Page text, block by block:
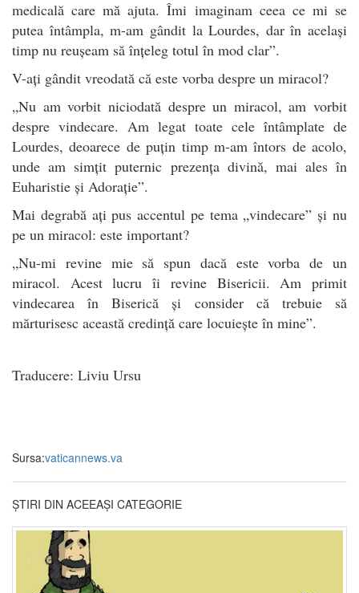
medicală care mă ajuta. Îmi imaginam ceea ce mi se
putea întâmpla, m-am gândit la Lourdes, dar în același
timp nu reușeam să înțeleg totul în mod clar”.
V-ați gândit vreodată că este vorba despre un miracol?
„Nu am vorbit niciodată despre un miracol, am vorbit
despre vindecare. Am legat toate cele întâmplate de
Lourdes, deoarece de puțin timp m-am întors de acolo,
unde am simțit puternic prezența divină, mai ales în
Euharistie și Adorație”.
Mai degrabă ați pus accentul pe tema „vindecare” și nu
pe un miracol: este important?
„Nu-mi revine mie să spun dacă este vorba de un
miracol. Acest lucru îi revine Bisericii. Am primit
vindecarea în Biserică și consider că trebuie să
mărturisesc această credință care locuiește în mine”.
Traducere: Liviu Ursu
Sursa:vaticannews.va
ȘTIRI DIN ACEEAȘI CATEGORIE